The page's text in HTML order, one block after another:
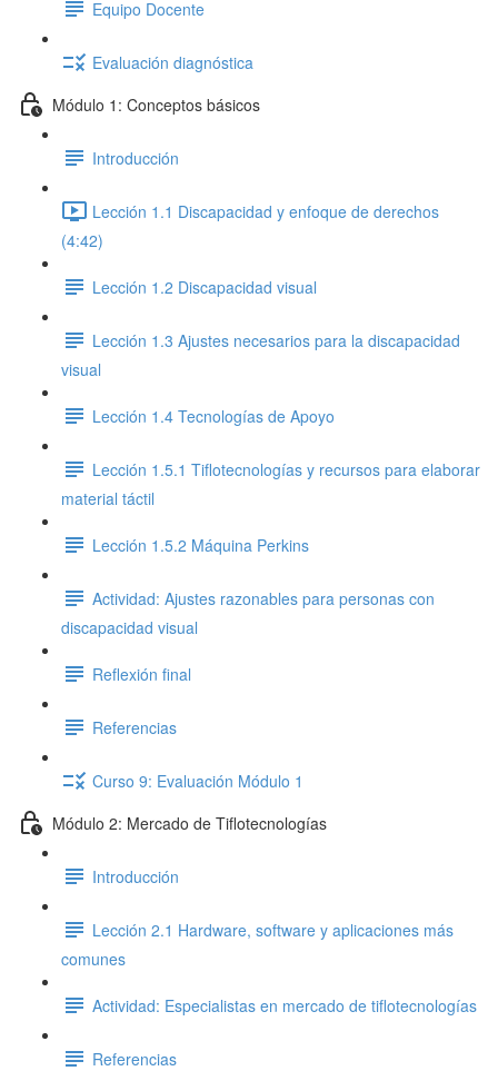
Equipo Docente
Evaluación diagnóstica
Módulo 1: Conceptos básicos
Introducción
Lección 1.1 Discapacidad y enfoque de derechos
(4:42)
Lección 1.2 Discapacidad visual
Lección 1.3 Ajustes necesarios para la discapacidad
visual
Lección 1.4 Tecnologías de Apoyo
Lección 1.5.1 Tiflotecnologías y recursos para elaborar
material táctil
Lección 1.5.2 Máquina Perkins
Actividad: Ajustes razonables para personas con
discapacidad visual
Reflexión final
Referencias
Curso 9: Evaluación Módulo 1
Módulo 2: Mercado de Tiflotecnologías
Introducción
Lección 2.1 Hardware, software y aplicaciones más
comunes
Actividad: Especialistas en mercado de tiflotecnologías
Referencias